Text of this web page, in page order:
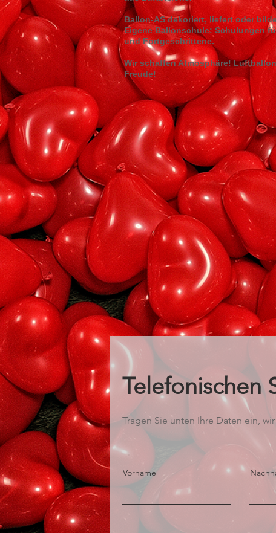
Ballon-AS dekoriert, liefert oder
Eigene Ballonschule: Schulungen
und Fortgeschrittene.
Wir schaffen Atmosphäre!
Freude!
Telefonischen
Tragen Sie unten Ihre Daten ein,
Vorname